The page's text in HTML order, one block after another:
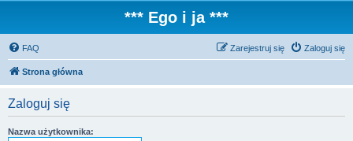
*** Ego i ja ***
FAQ Zaloguj się
Zarejestruj się
Strona główna
Zaloguj się
Nazwa użytkownika: